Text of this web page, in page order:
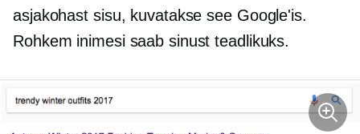
asjakohast sisu, kuvatakse see Google'is.
Rohkem inimesi saab sinust teadlikuks.